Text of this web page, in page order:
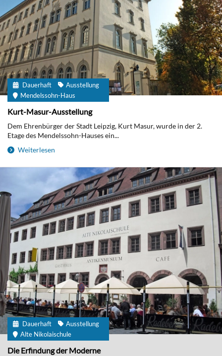
Dauerhaft
Ausstellung
Mendelssohn-Haus
Kurt-Masur-Ausstellung
Dem Ehrenbürger der Stadt Leipzig, Kurt Masur, wurde in der 2.
Etage des Mendelssohn-Hauses ein...
Weiterlesen
Dauerhaft
Ausstellung
Alte Nikolaischule
Die Erfindung der Moderne